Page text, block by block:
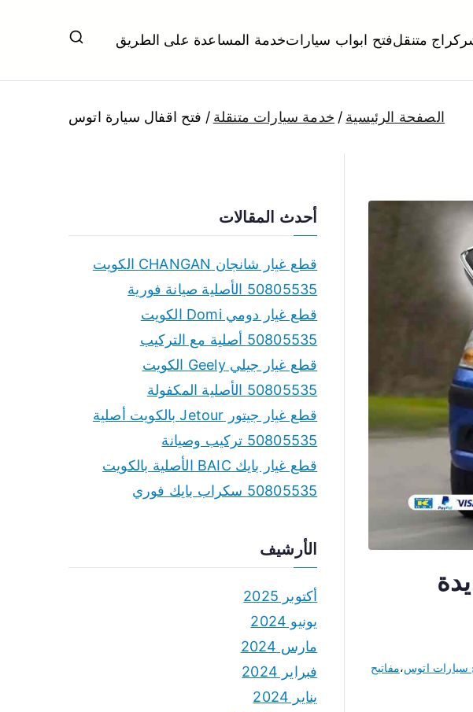
سيارات امام المنزل تبديل بطاريات بارخص الاسعار
كراج متنقلفتح ابواب سياراتخدمة المساعدة على الطريق
الصفحة الرئيسية خدمة سيارات متنقلة فتح اقفال سيارة اتوس
جديدة
سيارات اتوس،مفاتيح
أحدث المقالات
قطع غيار شانجان CHANGAN الكويت
50805535 الأصلية صيانة فورية
قطع غيار دومي Domi الكويت
50805535 أصلية مع التركيب
قطع غيار جيلي Geely الكويت
50805535 الأصلية المكفولة
قطع غيار جيتور Jetour بالكويت أصلية
50805535 تركيب وصيانة
قطع غيار بايك BAIC الأصلية بالكويت
50805535 سكراب بايك فوري
الأرشيف
أكتوبر 2025
يونيو 2024
مارس 2024
فبراير 2024
يناير 2024